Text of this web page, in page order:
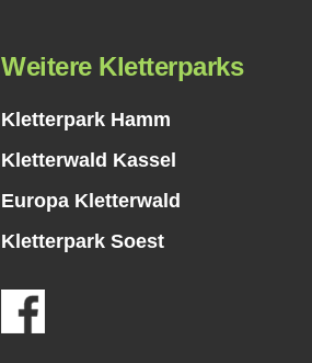
Weitere Kletterparks
Kletterpark Hamm
Kletterwald Kassel
Europa Kletterwald
Kletterpark Soest